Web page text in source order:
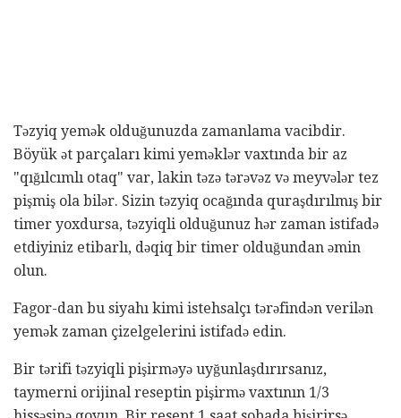
Təzyiq yemək olduğunuzda zamanlama vacibdir.
Böyük ət parçaları kimi yeməklər vaxtında bir az
"qığılcımlı otaq" var, lakin təzə tərəvəz və meyvələr tez
pişmiş ola bilər. Sizin təzyiq ocağında quraşdırılmış bir
timer yoxdursa, təzyiqli olduğunuz hər zaman istifadə
etdiyiniz etibarlı, dəqiq bir timer olduğundan əmin
olun.
Fagor-dan bu siyahı kimi istehsalçı tərəfindən verilən
yemək zaman çizelgelerini istifadə edin.
Bir tərifi təzyiqli pişirməyə uyğunlaşdırırsanız,
taymerni orijinal reseptin pişirmə vaxtının 1/3